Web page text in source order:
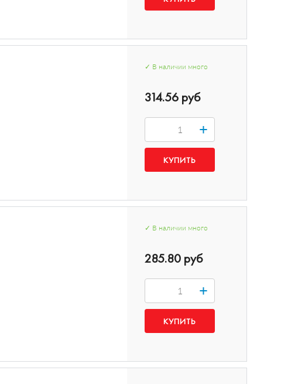
✓ В наличии много
314.56 руб
+
✓ В наличии много
285.80 руб
+